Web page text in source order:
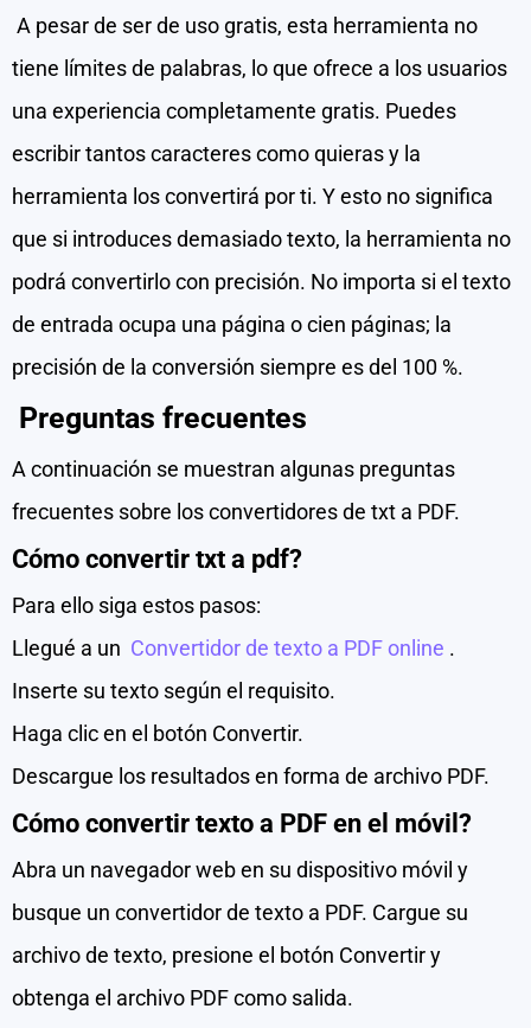
A pesar de ser de uso gratis, esta herramienta no
tiene límites de palabras, lo que ofrece a los usuarios
una experiencia completamente gratis. Puedes
escribir tantos caracteres como quieras y la
herramienta los convertirá por ti. Y esto no significa
que si introduces demasiado texto, la herramienta no
podrá convertirlo con precisión. No importa si el texto
de entrada ocupa una página o cien páginas; la
precisión de la conversión siempre es del 100 %.
Preguntas frecuentes
A continuación se muestran algunas preguntas
frecuentes sobre los convertidores de txt a PDF.
Cómo convertir txt a pdf?
Para ello siga estos pasos:
Llegué a un Convertidor de texto a PDF online .
Inserte su texto según el requisito.
Haga clic en el botón Convertir.
Descargue los resultados en forma de archivo PDF.
Cómo convertir texto a PDF en el móvil?
Abra un navegador web en su dispositivo móvil y
busque un convertidor de texto a PDF. Cargue su
archivo de texto, presione el botón Convertir y
obtenga el archivo PDF como salida.